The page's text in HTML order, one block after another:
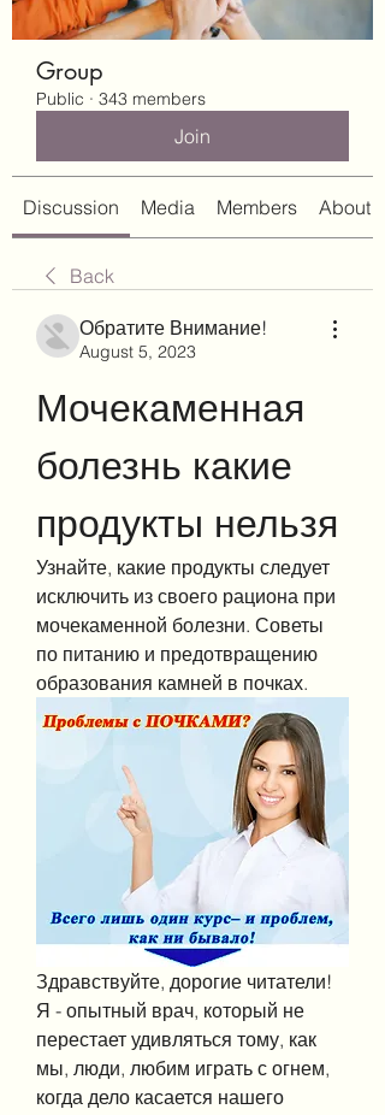
Group
Public · 343 members
Join
Discussion Media Members About
Back
Обратите Внимание!
August 5, 2023
Мочекаменная
болезнь какие
продукты нельзя
Узнайте, какие продукты следует
исключить из своего рациона при
мочекаменной болезни. Советы
по питанию и предотвращению
образования камней в почках.
Здравствуйте, дорогие читатели!
Я - опытный врач, который не
перестает удивляться тому, как
мы, люди, любим играть с огнем,
когда дело касается нашего